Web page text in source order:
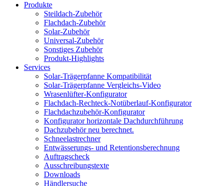
Produkte
Steildach-Zubehör
Flachdach-Zubehör
Solar-Zubehör
Universal-Zubehör
Sonstiges Zubehör
Produkt-Highlights
Services
Solar-Trägerpfanne Kompatibilität
Solar-Trägerpfanne Vergleichs-Video
Wrasenlüfter-Konfigurator
Flachdach-Rechteck-Notüberlauf-Konfigurator
Flachdachzubehör-Konfigurator
Konfigurator horizontale Dachdurchführung
Dachzubehör neu berechnet.
Schneelastrechner
Entwässerungs- und Retentionsberechnung
Auftragscheck
Ausschreibungstexte
Downloads
Händlersuche